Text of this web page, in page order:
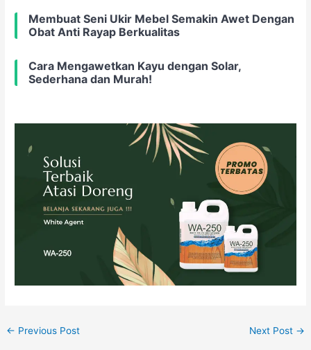
Membuat Seni Ukir Mebel Semakin Awet Dengan
Obat Anti Rayap Berkualitas
Cara Mengawetkan Kayu dengan Solar,
Sederhana dan Murah!
← Previous Post Next Post →